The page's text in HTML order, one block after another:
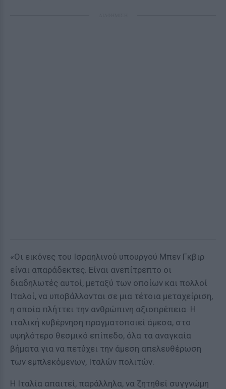
«Οι εικόνες του Ισραηλινού υπουργού Μπεν Γκβιρ
είναι απαράδεκτες. Είναι ανεπίτρεπτο οι
διαδηλωτές αυτοί, μεταξύ των οποίων και πολλοί
Ιταλοί, να υποβάλλονται σε μια τέτοια μεταχείριση,
η οποία πλήττει την ανθρώπινη αξιοπρέπεια. Η
ιταλική κυβέρνηση πραγματοποιεί άμεσα, στο
υψηλότερο θεσμικό επίπεδο, όλα τα αναγκαία
βήματα για να πετύχει την άμεση απελευθέρωση
των εμπλεκόμενων, Ιταλών πολιτών.
Η Ιταλία απαιτεί, παράλληλα, να ζητηθεί συγγνώμη